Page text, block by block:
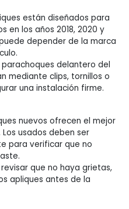
están diseñados para
en los años 2018, 2020 y
depender de la marca
delantero del
mediante clips, tornillos o
una instalación firme.
nuevos ofrecen el mejor
usados deben ser
para verificar que no
que no haya grietas,
apliques antes de la